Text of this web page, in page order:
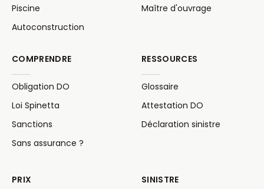
Piscine
Autoconstruction
Maître d'ouvrage
COMPRENDRE
Obligation DO
Loi Spinetta
Sanctions
Sans assurance ?
RESSOURCES
Glossaire
Attestation DO
Déclaration sinistre
PRIX SINISTRE